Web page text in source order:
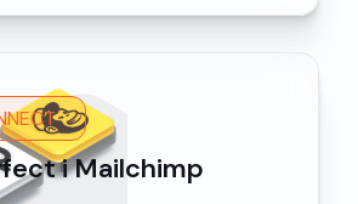
i Mailchimp